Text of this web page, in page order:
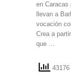
en
llevan a
vocación
Crea a
que …